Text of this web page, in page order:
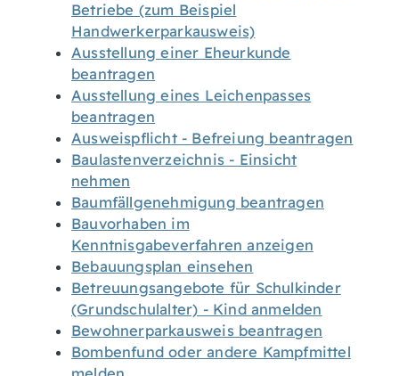
Betriebe (zum Beispiel
Handwerkerparkausweis)
Ausstellung einer Eheurkunde
beantragen
Ausstellung eines Leichenpasses
beantragen
Ausweispflicht - Befreiung beantragen
Baulastenverzeichnis - Einsicht
nehmen
Baumfällgenehmigung beantragen
Bauvorhaben im
Kenntnisgabeverfahren anzeigen
Bebauungsplan einsehen
Betreuungsangebote für Schulkinder
(Grundschulalter) - Kind anmelden
Bewohnerparkausweis beantragen
Bombenfund oder andere Kampfmittel